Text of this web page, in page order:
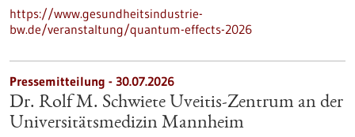
https://www.gesundheitsindustrie-
bw.de/veranstaltung/quantum-effects-2026
Pressemitteilung - 30.07.2026
Dr. Rolf M. Schwiete Uveitis-Zentrum an der
Universitätsmedizin Mannheim